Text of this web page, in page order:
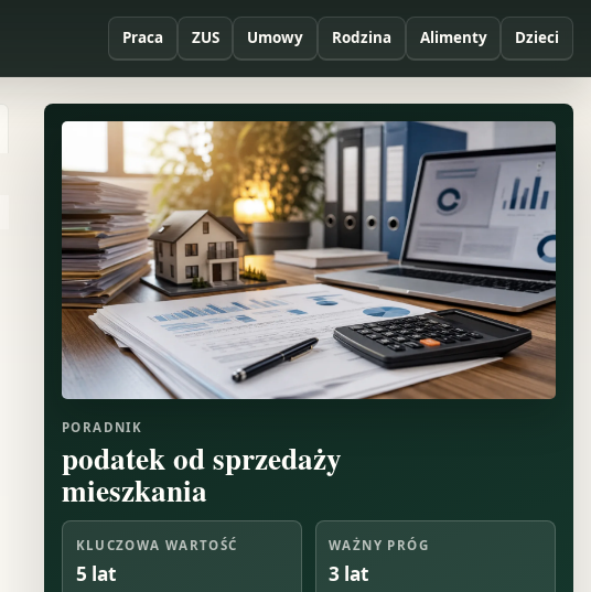
Praca ZUS Umowy Rodzina Alimenty Dzieci
PORADNIK
podatek od sprzedaży
mieszkania
KLUCZOWA WARTOŚĆ
5 lat
WAŻNY PRÓG
3 lat